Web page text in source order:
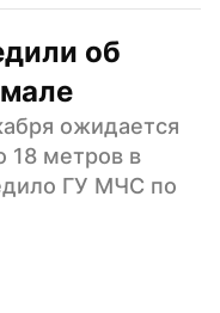
об
ожидается
18 метров в
ГУ МЧС по